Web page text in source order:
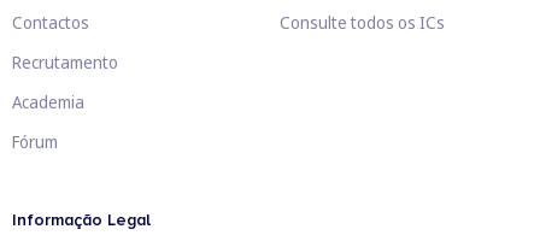
Contactos
Recrutamento
Academia
Fórum
Consulte todos os ICs
Informação Legal